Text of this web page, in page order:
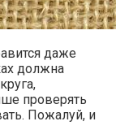
даже
должна
проверять
Пожалуй, и